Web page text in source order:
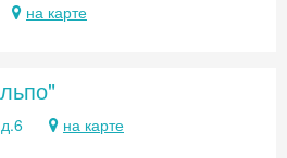
на карте
на карте